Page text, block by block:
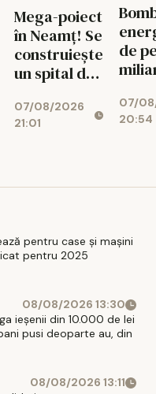
Mega-poiect
în Neamț! Se
construiește
un spital de
miliarde de
lei, cu 469
07/08/2026
21:01
de
07/
20:54
pentru case și mașini
pentru 2025
08/08/2026 13:30
ieșenii din 10.000 de lei
pusi deoparte au, din
08/08/2026 13:11